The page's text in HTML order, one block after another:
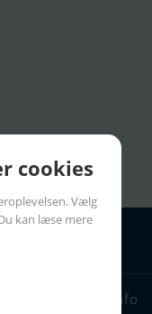
Sejlerinfo
cookies
Vælg
kan læse mere